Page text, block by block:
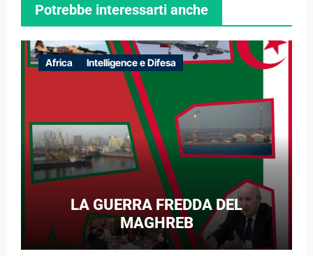
Potrebbe interessarti anche
Africa Intelligence e Difesa
LA GUERRA FREDDA DEL
MAGHREB